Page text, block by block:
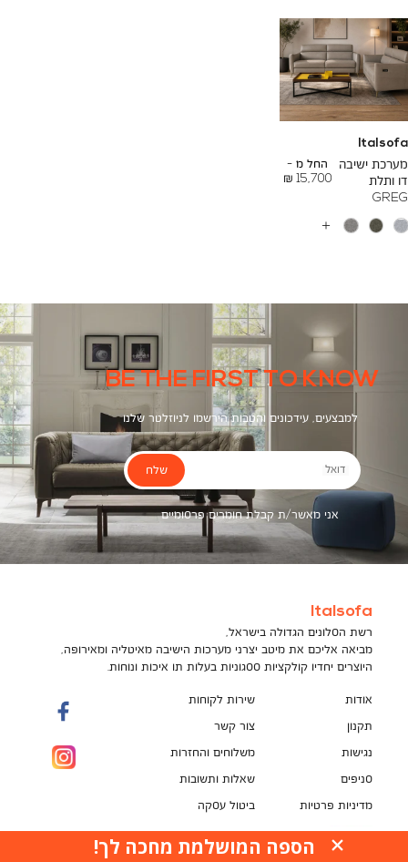
Italsofa
מערכת ישיבה
דו ותלת
GREG
החל מ -
15,700 ₪
To
32,960 ₪
עוד
BE THE FIRST TO KNOW
למבצעים, עידכונים והטבות הירשמו לניוזלטר שלנו
דואל
אני מאשר/ת קבלת חומרים פרסומיים
שלח
Italsofa
רשת הסלונים הגדולה בישראל,
מביאה אליכם את מיטב יצרני מערכות הישיבה מאיטליה ומאירופה,
היוצרים יחדיו קולקציות ססגוניות בעלות תו איכות ונוחות.
אודות
תקנון
נגישות
סניפים
מדיניות פרטיות
שירות לקוחות
צור קשר
משלוחים והחזרות
שאלות ותשובות
ביטול עסקה
תקנון מועדון לקוחות
האתר עושה שימוש בקובצי עוגיות (Cookies) למטרות
הספה המושלמת מחכה לך!